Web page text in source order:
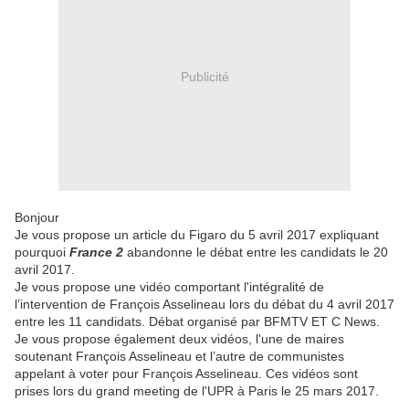
Publicité
Bonjour
Je vous propose un article du Figaro du 5 avril 2017 expliquant
pourquoi France 2 abandonne le débat entre les candidats le 20
avril 2017.
Je vous propose une vidéo comportant l'intégralité de
l’intervention de François Asselineau lors du débat du 4 avril 2017
entre les 11 candidats. Débat organisé par BFMTV ET C News.
Je vous propose également deux vidéos, l'une de maires
soutenant François Asselineau et l’autre de communistes
appelant à voter pour François Asselineau. Ces vidéos sont
prises lors du grand meeting de l'UPR à Paris le 25 mars 2017.